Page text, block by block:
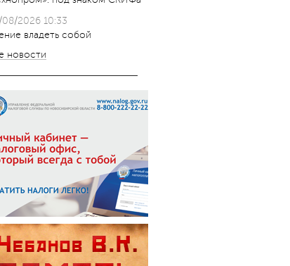
2026 10:33
владеть собой
новости